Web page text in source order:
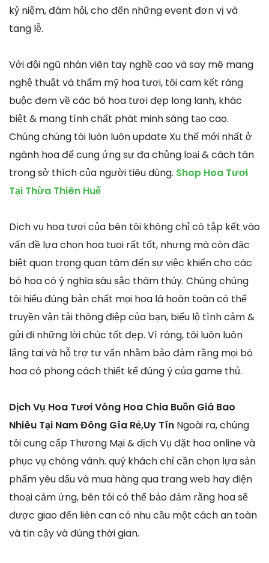
kỷ niệm, đám hỏi, cho đến những event đơn vị và
tang lễ.
Với đội ngũ nhân viên tay nghề cao và say mê mang
nghệ thuật và thẩm mỹ hoa tươi, tôi cam kết ràng
buộc đem về các bó hoa tươi đẹp long lanh, khác
biệt & mang tính chất phát minh sáng tạo cao.
Chúng chúng tôi luôn luôn update Xu thế mới nhất ở
ngành hoa để cung ứng sự đa chủng loại & cách tân
trong sở thích của người tiêu dùng. Shop Hoa Tươi
Tại Thừa Thiên Huế
Dịch vụ hoa tươi của bên tôi không chỉ có tập kết vào
vấn đề lựa chọn hoa tuoi rất tốt, nhưng mà còn đặc
biệt quan trọng quan tâm đến sự việc khiến cho các
bó hoa có ý nghĩa sâu sắc thâm thúy. Chúng chúng
tôi hiểu đúng bản chất mọi hoa lá hoàn toàn có thể
truyền vận tải thông điệp của bạn, biểu lộ tình cảm &
gửi đi những lời chúc tốt đẹp. Vì ráng, tôi luôn luôn
lắng tai và hỗ trợ tư vấn nhằm bảo đảm rằng mọi bó
hoa có phong cách thiết kế đúng ý của game thủ.
Dịch Vụ Hoa Tươi Vòng Hoa Chia Buồn Giá Bao
Nhiêu Tại Nam Đông Gía Rẻ,Uy Tín Ngoài ra, chúng
tôi cung cấp Thương Mại & dịch Vụ đặt hoa online và
phục vụ chóng vánh. quý khách chỉ cần chọn lựa sản
phẩm yêu dấu và mua hàng qua trang web hay điện
thoại cảm ứng, bên tôi có thể bảo đảm rằng hoa sẽ
được giao đến liên can có nhu cầu một cách an toàn
và tin cậy và đúng thời gian.